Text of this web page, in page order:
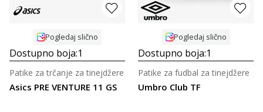
Pogledaj slično
Dostupno boja:1
Asics PRE VENTURE 11 GS
Patike za trčanje za tinejdžere
Pogledaj slično
Dostupno boja:1
Umbro Club TF
Patike za fudbal za tinejdžere